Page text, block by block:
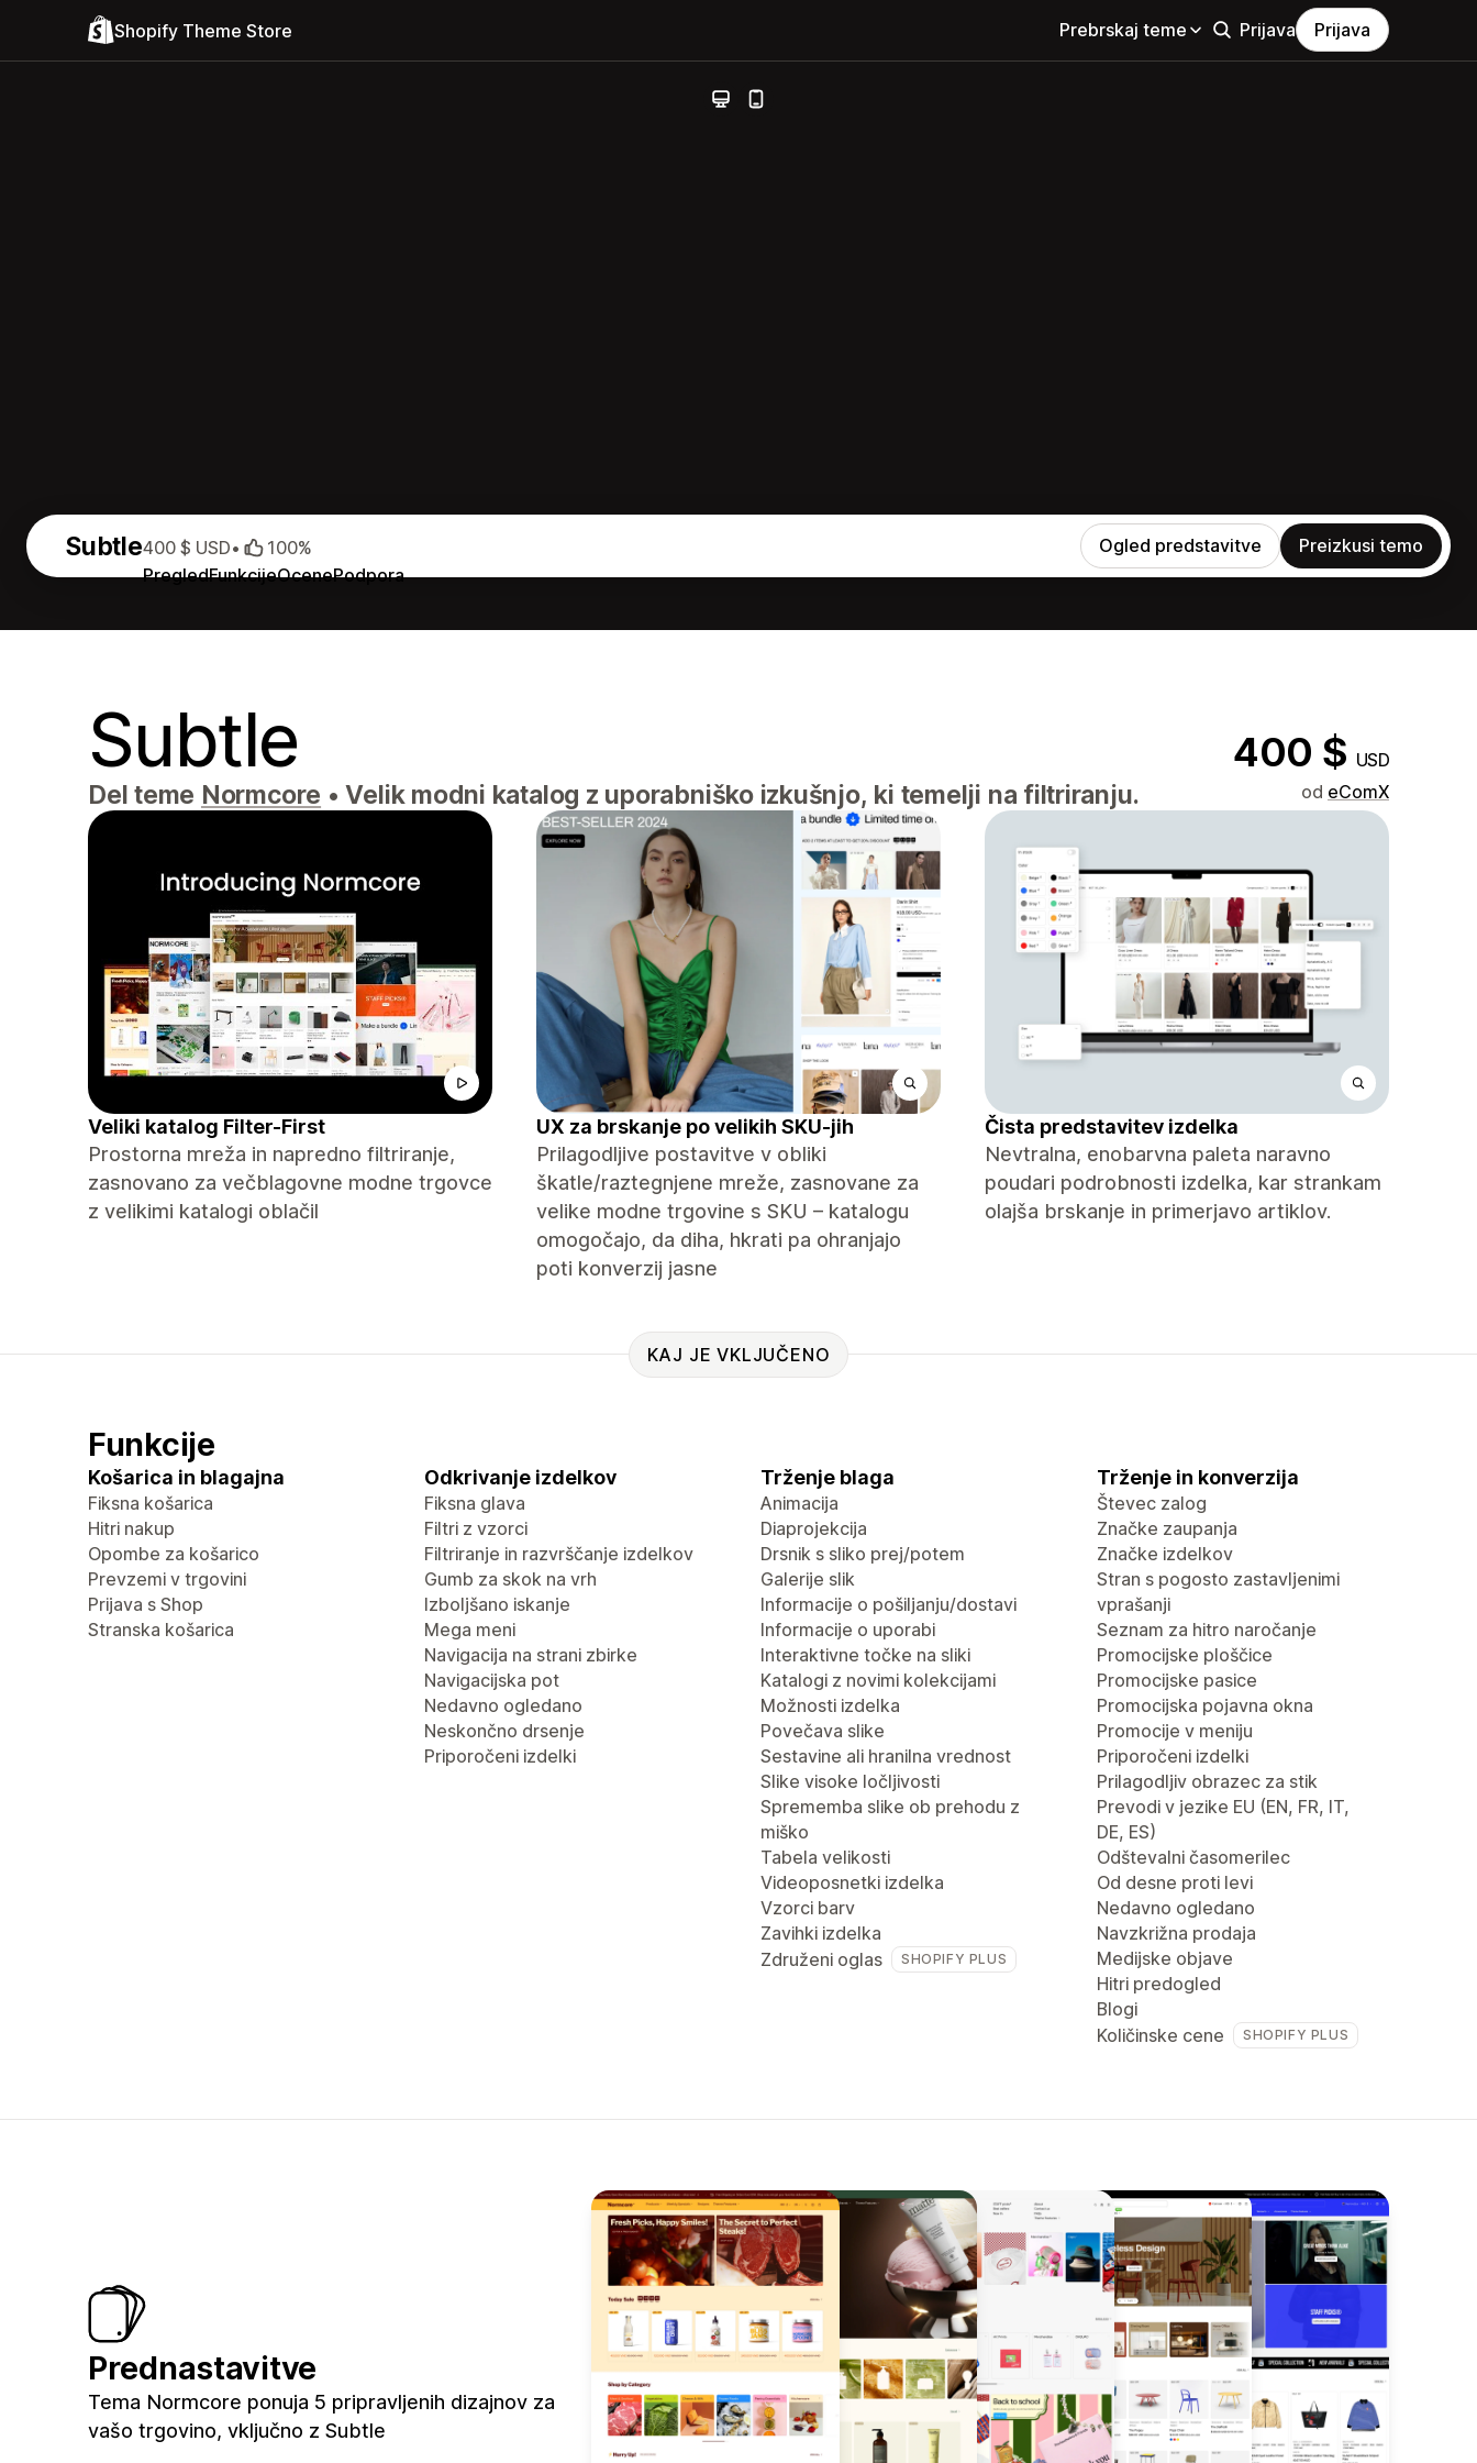
Shopify Theme Store Prebrskaj teme Prijava Prijava
Subtle
PregledFunkcijeOcenePodpora
400 $ USD• 100% Ogled predstavitve Preizkusi temo
Subtle 400 $ USD
Del teme Normcore • Velik modni katalog z uporabniško izkušnjo, ki temelji na filtriranju. od eComX
Veliki katalog Filter-First
Prostorna mreža in napredno filtriranje,
zasnovano za večblagovne modne trgovce
z velikimi katalogi oblačil
UX za brskanje po velikih SKU-jih
Prilagodljive postavitve v obliki
škatle/raztegnjene mreže, zasnovane za
velike modne trgovine s SKU – katalogu
omogočajo, da diha, hkrati pa ohranjajo
poti konverzij jasne
Čista predstavitev izdelka
Nevtralna, enobarvna paleta naravno
poudari podrobnosti izdelka, kar strankam
olajša brskanje in primerjavo artiklov.
KAJ JE VKLJUČENO
Funkcije
Košarica in blagajna
Fiksna košarica
Hitri nakup
Opombe za košarico
Prevzemi v trgovini
Prijava s Shop
Stranska košarica
Odkrivanje izdelkov
Fiksna glava
Filtri z vzorci
Filtriranje in razvrščanje izdelkov
Gumb za skok na vrh
Izboljšano iskanje
Mega meni
Navigacija na strani zbirke
Navigacijska pot
Nedavno ogledano
Neskončno drsenje
Priporočeni izdelki
Trženje blaga
Animacija
Diaprojekcija
Drsnik s sliko prej/potem
Galerije slik
Informacije o pošiljanju/dostavi
Informacije o uporabi
Interaktivne točke na sliki
Katalogi z novimi kolekcijami
Možnosti izdelka
Povečava slike
Sestavine ali hranilna vrednost
Slike visoke ločljivosti
Sprememba slike ob prehodu z
miško
Tabela velikosti
Videoposnetki izdelka
Vzorci barv
Zavihki izdelka
Združeni oglas
SHOPIFY PLUS
Trženje in konverzija
Števec zalog
Značke zaupanja
Značke izdelkov
Stran s pogosto zastavljenimi
vprašanji
Seznam za hitro naročanje
Promocijske ploščice
Promocijske pasice
Promocijska pojavna okna
Promocije v meniju
Priporočeni izdelki
Prilagodljiv obrazec za stik
Prevodi v jezike EU (EN, FR, IT,
DE, ES)
Odštevalni časomerilec
Od desne proti levi
Nedavno ogledano
Navzkrižna prodaja
Medijske objave
Hitri predogled
Blogi
Količinske cene
SHOPIFY PLUS
Prednastavitve
Tema Normcore ponuja 5 pripravljenih dizajnov za
vašo trgovino, vključno z Subtle